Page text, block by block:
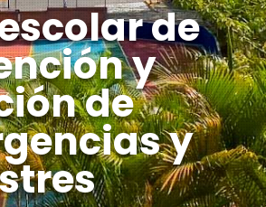
de
y
de
y